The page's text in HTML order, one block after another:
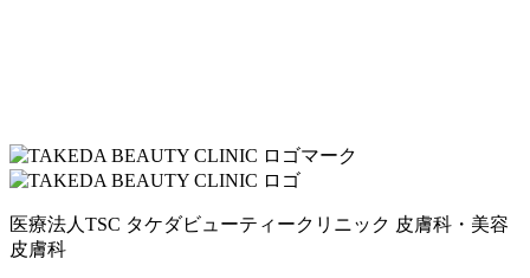
医療法人TSC タケダビューティークリニック 皮膚科・美容
皮膚科